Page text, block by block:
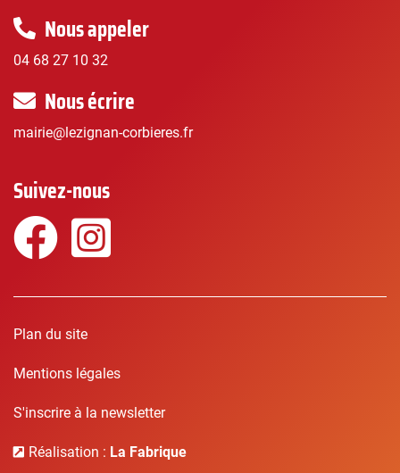
Nous appeler
04 68 27 10 32
Nous écrire
mairie@lezignan-corbieres.fr
Suivez-nous
Facebook
Plan du site
Mentions légales
S'inscrire à la newsletter
Réalisation : La Fabrique